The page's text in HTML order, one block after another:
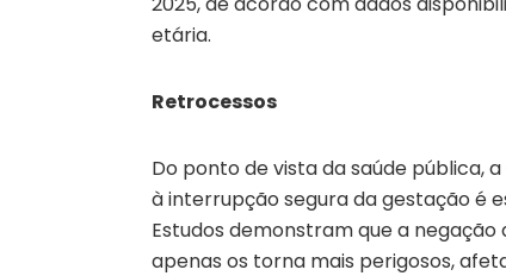
etária.
Retrocessos
Do ponto de vista da saúde pública,
à interrupção segura da gestação é
Estudos demonstram que a
apenas os torna mais perigosos,